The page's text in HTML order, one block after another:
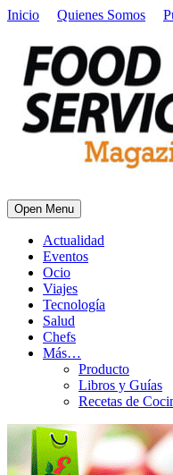
Inicio Quienes Somos
Open Menu
Actualidad
Eventos
Ocio
Viajes
Tecnología
Salud
Chefs
Más…
Producto
Libros y Guías
Recetas de